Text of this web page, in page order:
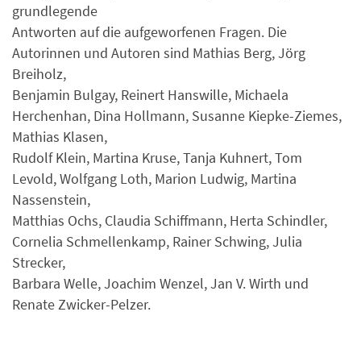
grundlegende
Antworten auf die aufgeworfenen Fragen. Die
Autorinnen und Autoren sind Mathias Berg, Jörg
Breiholz,
Benjamin Bulgay, Reinert Hanswille, Michaela
Herchenhan, Dina Hollmann, Susanne Kiepke-Ziemes,
Mathias Klasen,
Rudolf Klein, Martina Kruse, Tanja Kuhnert, Tom
Levold, Wolfgang Loth, Marion Ludwig, Martina
Nassenstein,
Matthias Ochs, Claudia Schiffmann, Herta Schindler,
Cornelia Schmellenkamp, Rainer Schwing, Julia
Strecker,
Barbara Welle, Joachim Wenzel, Jan V. Wirth und
Renate Zwicker-Pelzer.